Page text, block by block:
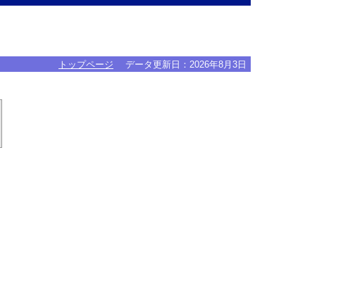
トップページ データ更新日： 2026年8月3日